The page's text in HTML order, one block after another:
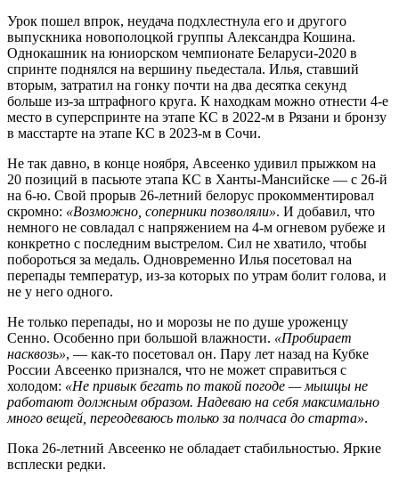
Урок пошел впрок, неудача подхлестнула его и другого
выпускника новополоцкой группы Александра Кошина.
Однокашник на юниорском чемпионате Беларуси-2020 в
спринте поднялся на вершину пьедестала. Илья, ставший
вторым, затратил на гонку почти на два десятка секунд
больше из-за штрафного круга. К находкам можно отнести 4-е
место в суперспринте на этапе КС в 2022-м в Рязани и бронзу
в масстарте на этапе КС в 2023-м в Сочи.
Не так давно, в конце ноября, Авсеенко удивил прыжком на
20 позиций в пасьюте этапа КС в Ханты-Мансийске — с 26-й
на 6-ю. Свой прорыв 26-летний белорус прокомментировал
скромно: «Возможно, соперники позволяли». И добавил, что
немного не совладал с напряжением на 4-м огневом рубеже и
конкретно с последним выстрелом. Сил не хватило, чтобы
побороться за медаль. Одновременно Илья посетовал на
перепады температур, из-за которых по утрам болит голова, и
не у него одного.
Не только перепады, но и морозы не по душе уроженцу
Сенно. Особенно при большой влажности. «Пробирает
насквозь», — как-то посетовал он. Пару лет назад на Кубке
России Авсеенко признался, что не может справиться с
холодом: «Не привык бегать по такой погоде — мышцы не
работают должным образом. Надеваю на себя максимально
много вещей, переодеваюсь только за полчаса до старта».
Пока 26-летний Авсеенко не обладает стабильностью. Яркие
всплески редки.